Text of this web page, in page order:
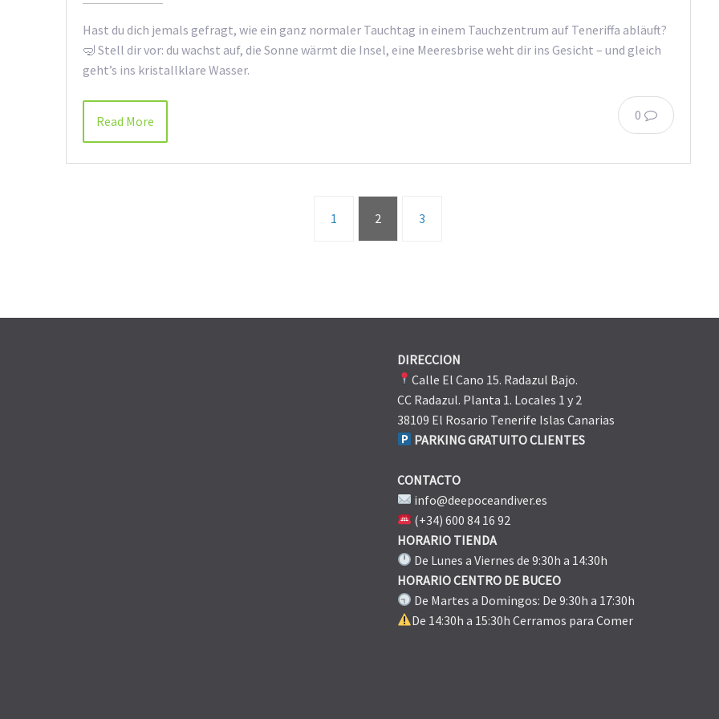
Hast du dich jemals gefragt, wie ein ganz normaler Tauchtag in einem Tauchzentrum auf Teneriffa abläuft?
🤿 Stell dir vor: du wachst auf, die Sonne wärmt die Insel, eine Meeresbrise weht dir ins Gesicht – und gleich
geht’s ins kristallklare Wasser.
0
Read More
1 2 3
DIRECCION
Calle El Cano 15. Radazul Bajo.
CC Radazul. Planta 1. Locales 1 y 2
38109 El Rosario Tenerife Islas Canarias
PARKING GRATUITO CLIENTES
CONTACTO
info@deepoceandiver.es
(+34) 600 84 16 92
HORARIO TIENDA
De Lunes a Viernes de 9:30h a 14:30h
HORARIO CENTRO DE BUCEO
De Martes a Domingos: De 9:30h a 17:30h
De 14:30h a 15:30h Cerramos para Comer